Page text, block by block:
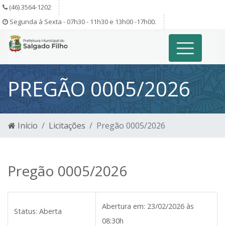
(46) 3564-1202
Segunda à Sexta - 07h30 - 11h30 e 13h00 -17h00.
PREGÃO 0005/2026
Início Licitações Pregão 0005/2026
Pregão 0005/2026
Status: Aberta
Abertura em: 23/02/2026 às
08:30h